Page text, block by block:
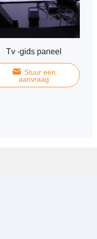
Tv -gids paneel
Stuur een
aanvraag